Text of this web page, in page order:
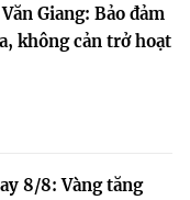
Giang: Bảo đảm
không cản trở hoạt
8/8: Vàng tăng